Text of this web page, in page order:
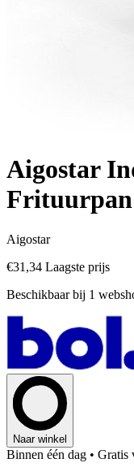
Aigostar
Aigostar
€31,34 Laagste prijs
Beschikbaar bij 1
Naar winkel
Binnen één dag • Gratis